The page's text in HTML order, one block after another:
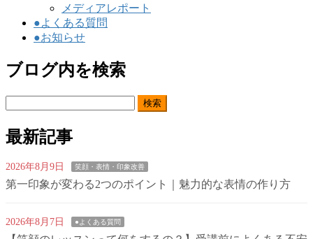
メディアレポート
●よくある質問
●お知らせ
ブログ内を検索
最新記事
2026年8月9日 笑顔・表情・印象改善
第一印象が変わる2つのポイント｜魅力的な表情の作り方
2026年8月7日 ●よくある質問